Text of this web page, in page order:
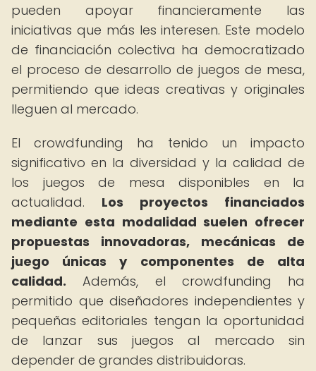
pueden apoyar financieramente las
iniciativas que más les interesen. Este modelo
de financiación colectiva ha democratizado
el proceso de desarrollo de juegos de mesa,
permitiendo que ideas creativas y originales
lleguen al mercado.
El crowdfunding ha tenido un impacto
significativo en la diversidad y la calidad de
los juegos de mesa disponibles en la
actualidad. Los proyectos financiados
mediante esta modalidad suelen ofrecer
propuestas innovadoras, mecánicas de
juego únicas y componentes de alta
calidad. Además, el crowdfunding ha
permitido que diseñadores independientes y
pequeñas editoriales tengan la oportunidad
de lanzar sus juegos al mercado sin
depender de grandes distribuidoras.